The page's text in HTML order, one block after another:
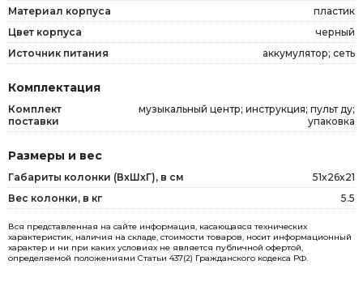
Материал корпуса
пластик
Цвет корпуса
черный
Источник питания
аккумулятор; сеть
Комплектация
Комплект
поставки
музыкальный центр; инструкция; пульт ду;
упаковка
Размеры и вес
Габариты колонки (ВxШxГ), в см
51x26x21
Вес колонки, в кг
5.5
Вся представленная на сайте информация, касающаяся технических
характеристик, наличия на складе, стоимости товаров, носит информационный
характер и ни при каких условиях не является публичной офертой,
определяемой положениями Статьи 437(2) Гражданского кодекса РФ.